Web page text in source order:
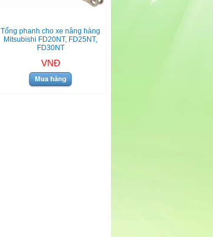
Tổng phanh cho xe nâng hàng
Mitsubishi FD20NT, FD25NT,
FD30NT
VNĐ